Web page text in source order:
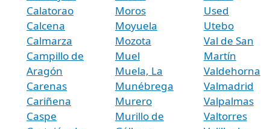
Calatorao
Calcena
Calmarza
Campillo de
Aragón
Carenas
Cariñena
Caspe
Moros
Moyuela
Mozota
Muel
Muela, La
Munébrega
Murero
Murillo de
Used
Utebo
Val de San
Martín
Valdehorna
Valmadrid
Valpalmas
Valtorres